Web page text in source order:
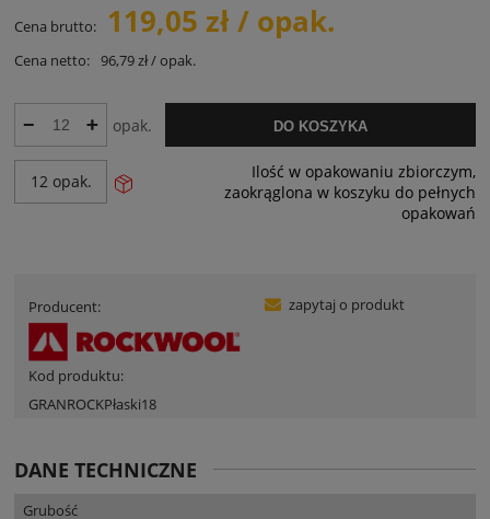
Cena brutto: 119,05 zł / opak.
Cena netto: 96,79 zł / opak.
opak. DO KOSZYKA
12 opak.
Ilość w opakowaniu zbiorczym,
zaokrąglona w koszyku do pełnych
opakowań
Producent:
Kod produktu:
GRANROCKPłaski18
zapytaj o produkt
DANE TECHNICZNE
Grubość